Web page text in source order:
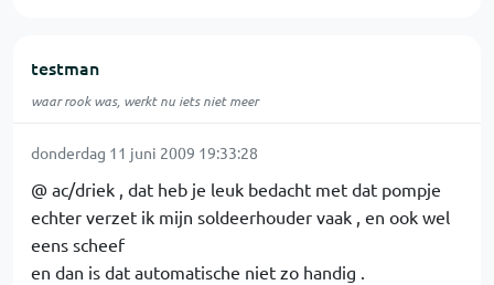
testman
waar rook was, werkt nu iets niet meer
donderdag 11 juni 2009 19:33:28
@ ac/driek , dat heb je leuk bedacht met dat pompje
echter verzet ik mijn soldeerhouder vaak , en ook wel
eens scheef
en dan is dat automatische niet zo handig .